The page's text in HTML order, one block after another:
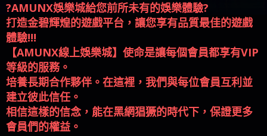
?AMUNX娛樂城給您前所未有的娛樂體驗?
打造金碧輝煌的遊戲平台，讓您享有品質最佳的遊戲
體驗!!!
【AMUNX線上娛樂城】使命是讓每個會員都享有VIP
等級的服務。
培養長期合作夥伴。在這裡，我們與每位會員互利並
建立彼此信任。
相信這樣的信念，能在黑網猖獗的時代下，保證更多
會員們的權益。